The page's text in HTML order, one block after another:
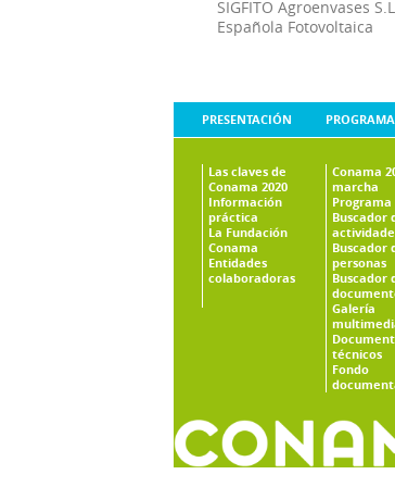
SIGFITO Agroenvases S.L
Española Fotovoltaica
PRESENTACIÓN
Las claves de
Conama 2020
Información
práctica
La Fundación
Conama
Entidades
colaboradoras
PROGRAMA
Conama
marcha
Programa
Buscador
Buscador
personas
Buscador
Galería
técnicos
Fondo